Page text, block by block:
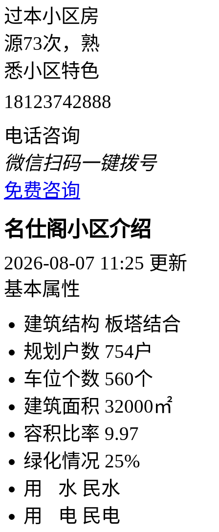
过本小区房
源73次，熟
悉小区特色
18123742888
电话咨询
微信扫码一键拨号
免费咨询
名仕阁小区介绍
2026-08-07 11:25 更新
基本属性
建筑结构 板塔结合
规划户数 754户
车位个数 560个
建筑面积 32000㎡
容积比率 9.97
绿化情况 25%
用 水 民水
用
电 民电